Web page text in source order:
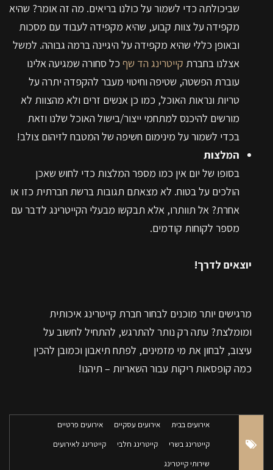
שביכולתה כדי לשמור על כולנו בריאים. מה זה אומר? שהיא
מקפידה על צוות קבוע, שהיא מקפידה לעבוד עם מסכות
ובאופן כללי שהיא מקפידה על היגיינה ברמה גבוהה. למשל
אצלנו בחברת קייטרינג הד שף כל סחורה שמגיעה אלינו
עוברת הפשטה, שטיפה וחיטוי מעבר להקפדה יתרה על
טריות ונראות האוכל, כמו כן אנשים זרים ולא מהצוות לא
מורשים להיכנס למתחמי ייצור/בישול האוכל שלנו וזאת
בכדי לשמור על מינימום חשיפה של המטבח לזיהום צולב!
המלצות
בסופו של יום אין כמו מספר המלצות כדי לחוש שאכן
הולכים על בטוח. לא מצאתם תגובות ברשת חברתית כזו או
אחרת? אל תוותרו, אלא תבקשו מבעלי הקייטרינג לדבר עם
מספר לקוחות קודמים.
יוצאים לדרך!
מרגישים יותר מוכנים לבחור חברת קייטרינג איכותית
ומומלצת? עתה רק נותר להתרגש, להתחיל לחשוב על
עיצוב, לבחון את מי מזמינים, לפתח תיאבון וכמובן להכין
כמה קופסאות ריקות עבור השאריות – תיהנו!
אירועים בבית אירועים עסקיים
אירועים פרטיים
קייטרינג בשרי
קייטרינג חלבי
קייטרינג לאירועים
שירותי קייטרינג